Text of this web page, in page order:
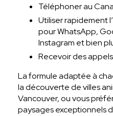
Téléphoner au
Utiliser rapidement
pour WhatsApp,
Instagram et bien
Recevoir des
La formule adaptée à
la découverte de villes
Vancouver, ou vous
paysages exceptionnels